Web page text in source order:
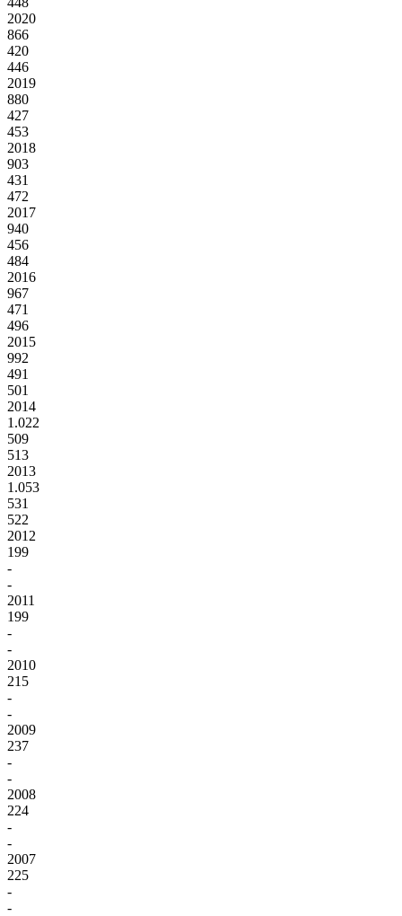
2020
866
420
446
2019
880
427
453
2018
903
431
472
2017
940
456
484
2016
967
471
496
2015
992
491
501
2014
1.022
509
513
2013
1.053
531
522
2012
199
-
-
2011
199
-
-
2010
215
-
-
2009
237
-
-
2008
224
-
-
2007
225
-
-